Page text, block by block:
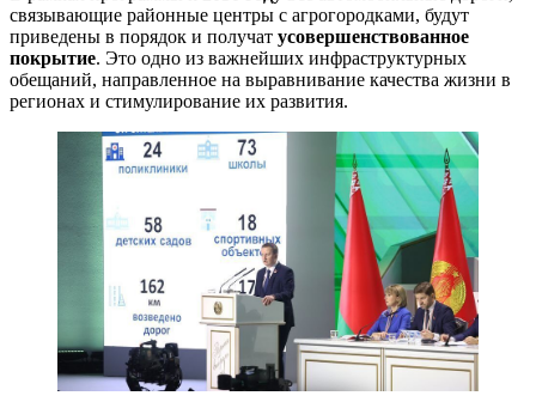
связывающие районные центры с агрогородками, будут
приведены в порядок и получат усовершенствованное
покрытие. Это одно из важнейших инфраструктурных
обещаний, направленное на выравнивание качества жизни в
регионах и стимулирование их развития.